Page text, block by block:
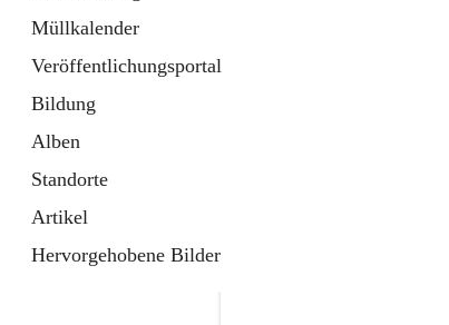
Müllkalender
Veröffentlichungsportal
Bildung
Alben
Standorte
Artikel
Hervorgehobene Bilder